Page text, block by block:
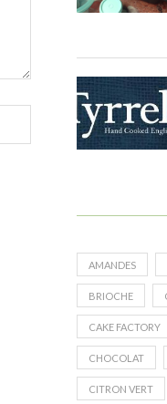
AMANDES
BRIOCHE
CAKE FACTORY
CHOCOLAT
CITRON VERT